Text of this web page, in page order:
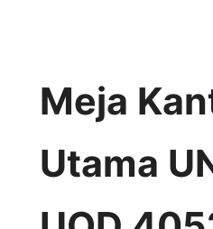
Meja
Utama